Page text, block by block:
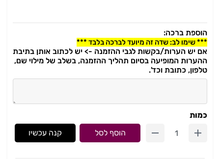
הוספת ברכה:
*** שימו לב: שדה זה מיועד לברכה בלבד ***
אם יש הערות/בקשות לגבי ההזמנה -> יש לכתוב אותן בתיבת
ההערות המופיעה בסיום תהליך ההזמנה, בשלב של מילוי שם,
טלפון, כתובת וכד'.
כמות
הוסף לסל
קנה עכשיו